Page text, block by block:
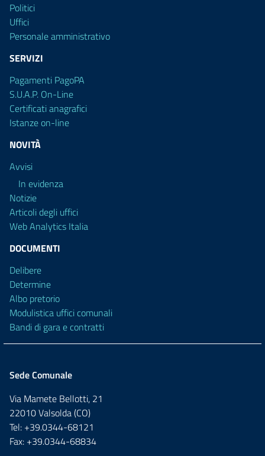
Politici
Uffici
Personale amministrativo
SERVIZI
Pagamenti PagoPA
S.U.A.P. On-Line
Certificati anagrafici
Istanze on-line
NOVITÀ
Avvisi
In evidenza
Notizie
Articoli degli uffici
Web Analytics Italia
DOCUMENTI
Delibere
Determine
Albo pretorio
Modulistica uffici comunali
Bandi di gara e contratti
Sede Comunale
Via Mamete Bellotti, 21
22010 Valsolda (CO)
Tel: +39.0344-68121
Fax: +39.0344-68834